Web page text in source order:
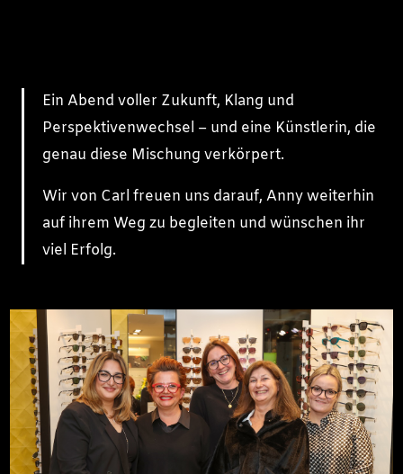
Ein Abend voller Zukunft, Klang und
Perspektivenwechsel – und eine Künstlerin, die
genau diese Mischung verkörpert.
Wir von Carl freuen uns darauf, Anny weiterhin
auf ihrem Weg zu begleiten und wünschen ihr
viel Erfolg.